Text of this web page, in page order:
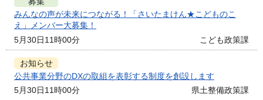
みんなの声が未来につながる！「さいたまけん★こどものこ
え」メンバー大募集！
5月30日11時00分
こども政策課
お知らせ
公共事業分野のDXの取組を表彰する制度を創設します
5月30日11時00分
県土整備政策課